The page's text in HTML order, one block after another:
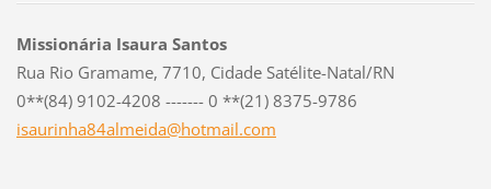
Missionária Isaura Santos
Rua Rio Gramame, 7710, Cidade Satélite-Natal/RN
0**(84) 9102-4208 ------- 0 **(21) 8375-9786
isaurinha84almeida@hotmail.com